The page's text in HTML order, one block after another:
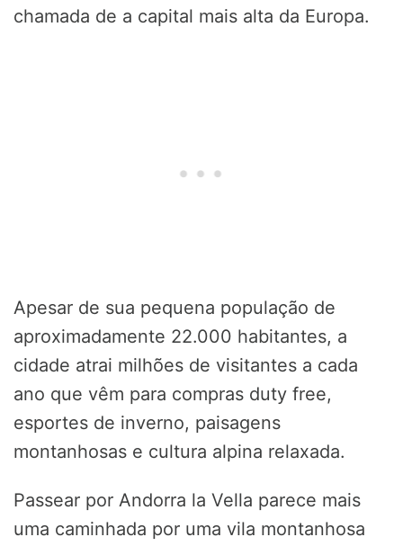
chamada de a capital mais alta da Europa.
Apesar de sua pequena população de
aproximadamente 22.000 habitantes, a
cidade atrai milhões de visitantes a cada
ano que vêm para compras duty free,
esportes de inverno, paisagens
montanhosas e cultura alpina relaxada.
Passear por Andorra la Vella parece mais
uma caminhada por uma vila montanhosa